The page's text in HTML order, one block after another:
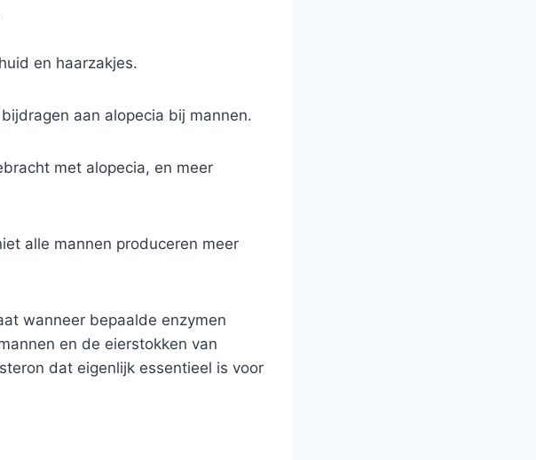
en haarzakjes.
aan alopecia bij mannen.
met alopecia, en meer
alle mannen produceren meer
wanneer bepaalde enzymen
en de eierstokken van
dat eigenlijk essentieel is voor